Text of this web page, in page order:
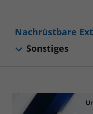
Nachrüstbare
Sonstiges